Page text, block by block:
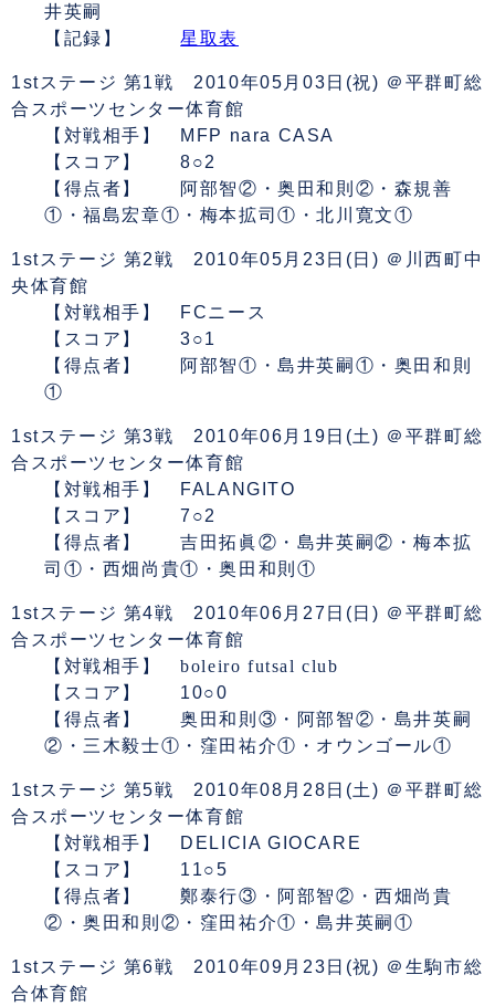
井英嗣
【記録】星取表
1stステージ 第1戦 2010年05月03日(祝) ＠平群町総
合スポーツセンター体育館
【対戦相手】 MFP nara CASA
【スコア】 8○2
【得点者】 阿部智②・奥田和則②・森規善
①・福島宏章①・梅本拡司①・北川寛文①
1stステージ 第2戦 2010年05月23日(日) ＠川西町中
央体育館
【対戦相手】 FCニース
【スコア】 3○1
【得点者】 阿部智①・島井英嗣①・奥田和則
①
1stステージ 第3戦 2010年06月19日(土) ＠平群町総
合スポーツセンター体育館
【対戦相手】 FALANGITO
【スコア】 7○2
【得点者】 吉田拓眞②・島井英嗣②・梅本拡
司①・西畑尚貴①・奥田和則①
1stステージ 第4戦 2010年06月27日(日) ＠平群町総
合スポーツセンター体育館
【対戦相手】boleiro futsal club
【スコア】 10○0
【得点者】 奥田和則③・阿部智②・島井英嗣
②・三木毅士①・窪田祐介①・オウンゴール①
1stステージ 第5戦 2010年08月28日(土) ＠平群町総
合スポーツセンター体育館
【対戦相手】 DELICIA GIOCARE
【スコア】 11○5
【得点者】 鄭泰行③・阿部智②・西畑尚貴
②・奥田和則②・窪田祐介①・島井英嗣①
1stステージ 第6戦 2010年09月23日(祝) ＠生駒市総
合体育館